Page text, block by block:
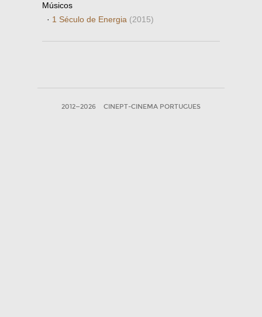
Músicos
· 1 Século de Energia (2015)
2012—2026 CINEPT-CINEMA PORTUGUES